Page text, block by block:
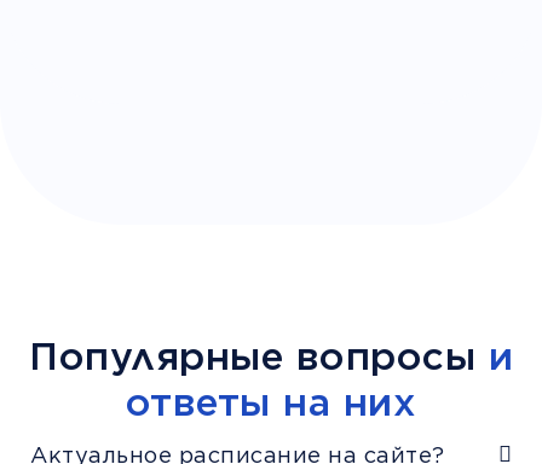
Популярные вопросы и
ответы на них
Актуальное расписание на сайте?